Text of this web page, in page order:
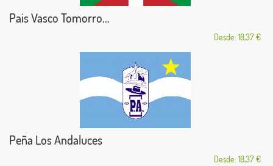
Pais Vasco Tomorro...
Desde: 18,37 €
Peña Los Andaluces
Desde: 18,37 €